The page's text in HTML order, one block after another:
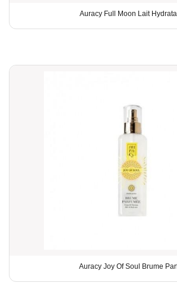
Auracy Full Moon Lait
Auracy Joy Of Soul Brume